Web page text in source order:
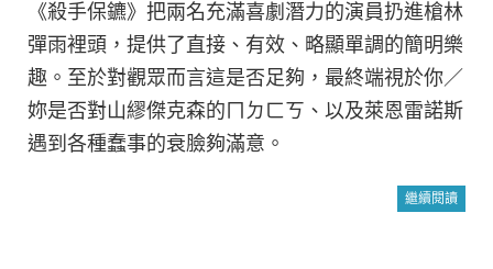
《殺手保鑣》把兩名充滿喜劇潛力的演員扔進槍林
彈雨裡頭，提供了直接、有效、略顯單調的簡明樂
趣。至於對觀眾而言這是否足夠，最終端視於你／
妳是否對山繆傑克森的ㄇㄉㄈㄎ、以及萊恩雷諾斯
遇到各種蠢事的衰臉夠滿意。
繼續閱讀